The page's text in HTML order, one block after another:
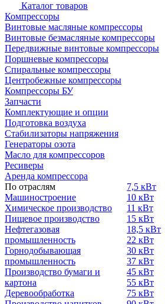
Каталог товаров
Компрессоры
Винтовые масляные компрессоры
Винтовые безмасляные компрессоры
Передвижные винтовые компрессоры
Поршневые компрессоры
Спиральные компрессоры
Центробежные компрессоры
Компрессоры БУ
Запчасти
Комплектующие и опции
Подготовка воздуха
Стабилизаторы напряжения
Генераторы озота
Масло для компрессоров
Ресиверы
Аренда компрессора
По отраслям
Машиностроение
Химическое производство
Пищевое производство
Нефтегазовая
промышленность
Горнодобывающая
промышленность
Производство бумаги и
картона
Деревообработка
7,5 кВт
10 кВт
11 кВт
15 кВт
18,5 кВт
22 кВт
30 кВт
37 кВт
45 кВт
55 кВт
75 кВт